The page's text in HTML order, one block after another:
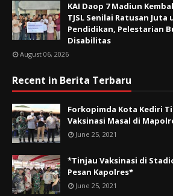
KAI Daop 7 Madiun
TJSL Senilai Ratusan
Pendidikan, Pelestarian
Disabilitas
August 06, 2026
Recent in Berita Terbaru
Forkopimda Kota Kediri
Vaksinasi Masal di
June 25, 2021
*Tinjau Vaksinasi di
Pesan Kapolres*
June 25, 2021